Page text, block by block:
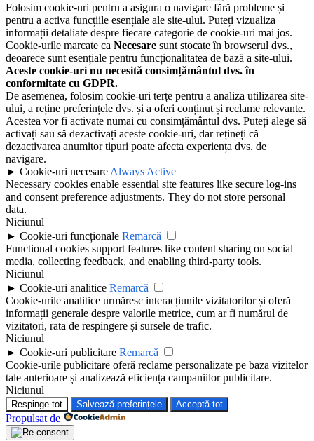
Folosim cookie-uri pentru a asigura o navigare fără probleme și
pentru a activa funcțiile esențiale ale site-ului. Puteți vizualiza
informații detaliate despre fiecare categorie de cookie-uri mai jos.
Cookie-urile marcate ca Necesare sunt stocate în browserul dvs.,
deoarece sunt esențiale pentru funcționalitatea de bază a site-ului.
Aceste cookie-uri nu necesită consimțământul dvs. în
conformitate cu GDPR.
De asemenea, folosim cookie-uri terțe pentru a analiza utilizarea site-
ului, a reține preferințele dvs. și a oferi conținut și reclame relevante.
Acestea vor fi activate numai cu consimțământul dvs. Puteți alege să
activați sau să dezactivați aceste cookie-uri, dar rețineți că
dezactivarea anumitor tipuri poate afecta experiența dvs. de
navigare.
► Cookie-uri necesare Always Active
Necessary cookies enable essential site features like secure log-ins
and consent preference adjustments. They do not store personal
data.
Niciunul
► Cookie-uri funcționale Remarcă
Functional cookies support features like content sharing on social
media, collecting feedback, and enabling third-party tools.
Niciunul
► Cookie-uri analitice Remarcă
Cookie-urile analitice urmăresc interacțiunile vizitatorilor și oferă
informații generale despre valorile metrice, cum ar fi numărul de
vizitatori, rata de respingere și sursele de trafic.
Niciunul
► Cookie-uri publicitare Remarcă
Cookie-urile publicitare oferă reclame personalizate pe baza vizitelor
tale anterioare și analizează eficiența campaniilor publicitare.
Niciunul
Respinge tot Salvează preferințele Acceptă tot
Propulsat de